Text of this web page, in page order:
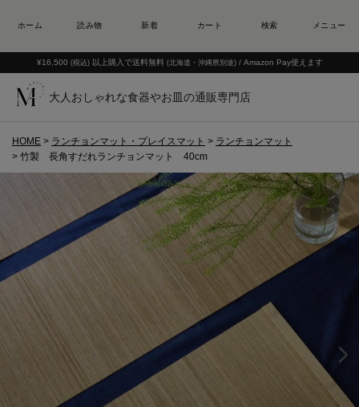
¥16,500 (税込) 以上購入で送料無料 (北海道・沖縄県別途) / Amazon Pay使えます
大人おしゃれな食器やお皿の通販専門店
HOME ランチョンマット・プレイスマット
ランチョンマット
竹製 長角すだれランチョンマット 40cm